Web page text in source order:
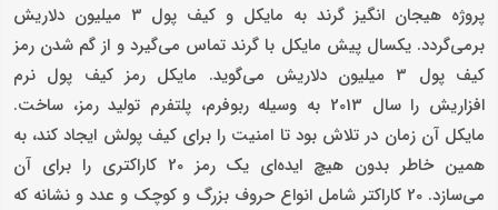
پروژه هیجان انگیز گرند به مایکل و کیف پول 3 میلیون دلاریش
برمی‌گردد. یکسال پیش مایکل با گرند تماس می‌گیرد و از گم شدن رمز
کیف پول 3 میلیون دلاریش می‌گوید. مایکل رمز کیف پول نرم
افزاریش را سال 2013 به وسیله ربوفرم، پلتفرم تولید رمز، ساخت.
مایکل آن زمان در تلاش بود تا امنیت را برای کیف پولش ایجاد کند، به
همین خاطر بدون هیچ ایده‌ای یک رمز 20 کاراکتری را برای آن
می‌سازد. 20 کاراکتر شامل انواع حروف بزرگ و کوچک و عدد و نشانه که